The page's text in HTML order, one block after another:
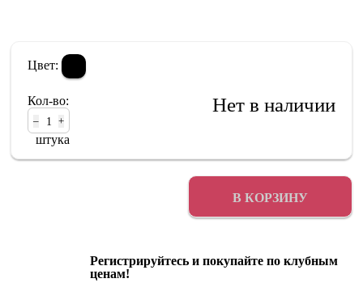
Цвет:
Кол-во:
– +
штука
Нет в наличии
В КОРЗИНУ
Регистрируйтесь и покупайте по клубным
ценам!